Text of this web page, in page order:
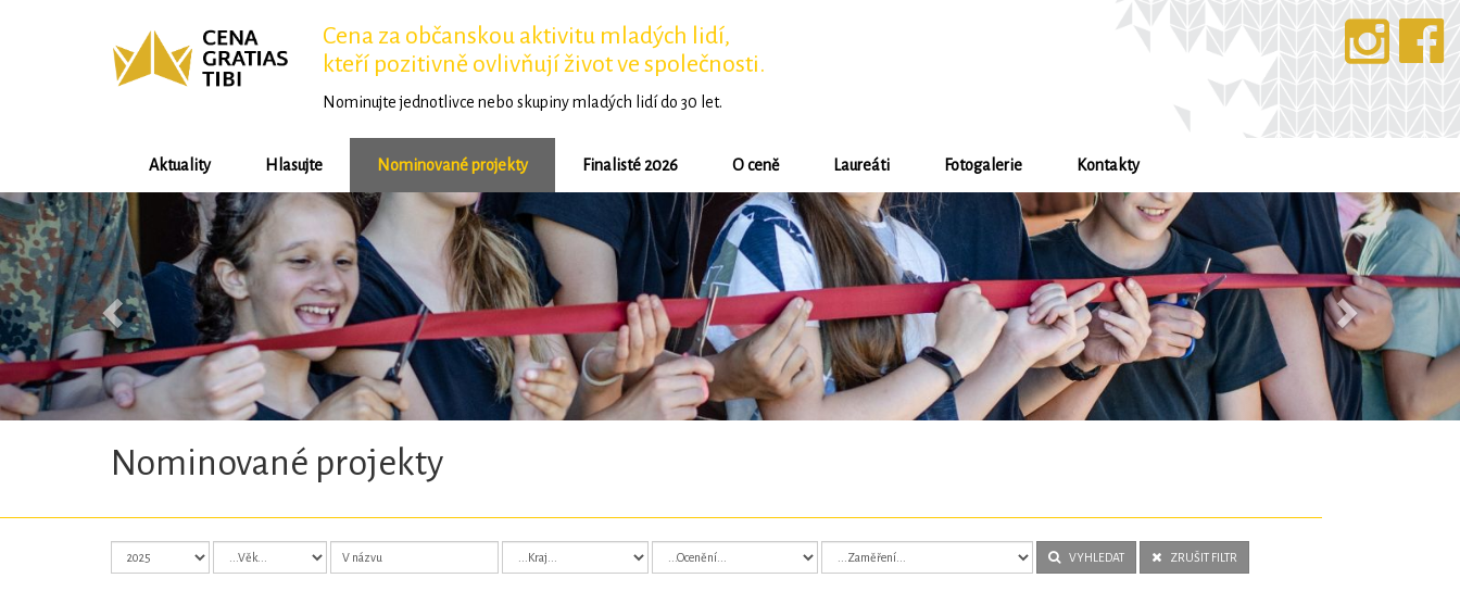
Cena za občanskou aktivitu mladých lidí,
kteří pozitivně ovlivňují život ve společnosti.
Nominujte jednotlivce nebo skupiny mladých lidí do 30 let.
Aktuality Hlasujte Nominované projekty Finalisté 2026 O ceně Laureáti Fotogalerie Kontakty
Předchozí Další
Nominované projekty
VYHLEDAT ZRUŠIT FILTR